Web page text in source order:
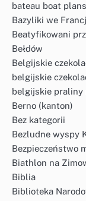
bateau boat plans
Bazyliki we
Beatyfikowani
Bełdów
Belgijskie
belgijskie
belgijskie praliny
Berno (kanton)
Bez kategorii
Bezludne wyspy
Bezpieczeństwo
Biathlon na
Biblia
Biblioteka